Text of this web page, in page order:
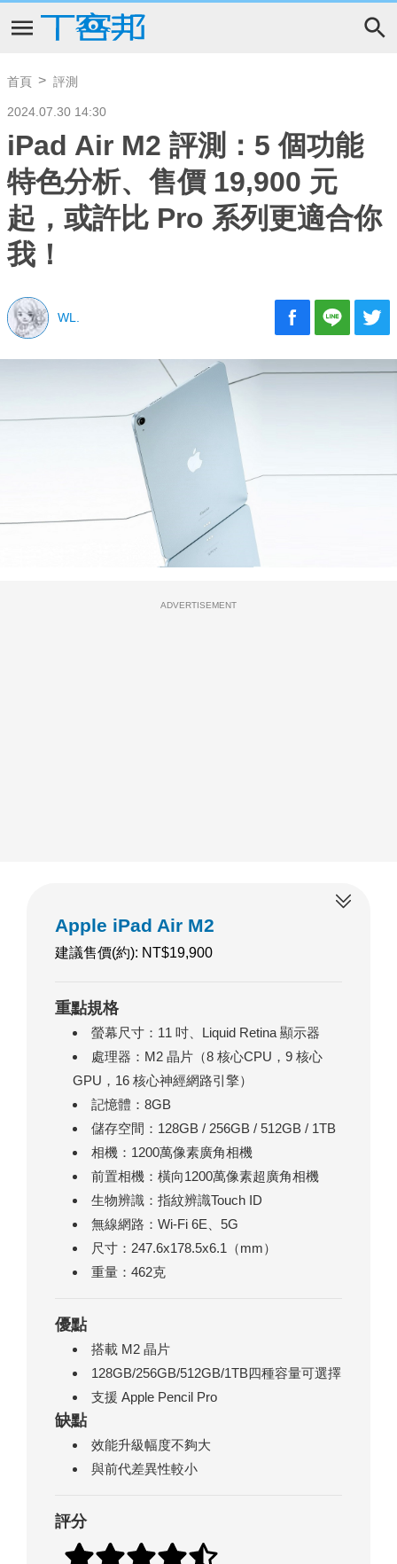
首頁 評測
2024.07.30 14:30
iPad Air M2 評測：5 個功能
特色分析、售價 19,900 元
起，或許比 Pro 系列更適合你
我！
WL.
ADVERTISEMENT
Apple iPad Air M2
建議售價(約): NT$19,900
重點規格
螢幕尺寸：11 吋、Liquid Retina 顯示器
處理器：M2 晶片（8 核心CPU，9 核心
GPU，16 核心神經網路引擎）
記憶體：8GB
儲存空間：128GB / 256GB / 512GB / 1TB
相機：1200萬像素廣角相機
前置相機：橫向1200萬像素超廣角相機
生物辨識：指紋辨識Touch ID
無線網路：Wi-Fi 6E、5G
尺寸：247.6x178.5x6.1（mm）
重量：462克
優點
搭載 M2 晶片
128GB/256GB/512GB/1TB四種容量可選擇
支援 Apple Pencil Pro
缺點
效能升級幅度不夠大
與前代差異性較小
評分